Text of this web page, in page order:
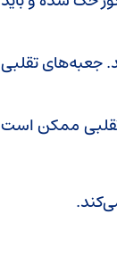
جعبه‌های تقلبی
تقلبی ممکن است